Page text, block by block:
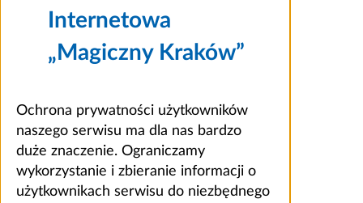
Internetowa
„Magiczny Kraków”
Ochrona prywatności użytkowników
naszego serwisu ma dla nas bardzo
duże znaczenie. Ograniczamy
wykorzystanie i zbieranie informacji o
użytkownikach serwisu do niezbędnego